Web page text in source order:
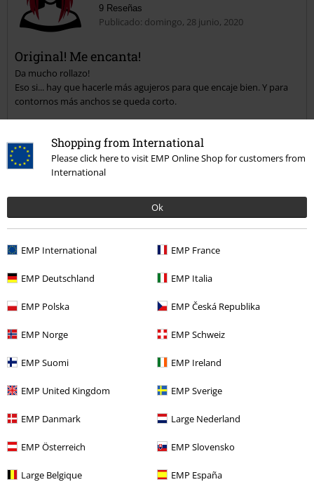
Shopping from International
Please click here to visit EMP Online Shop for customers from
International
Ok
EMP International EMP France
EMP Deutschland EMP Italia
EMP Polska EMP Česká Republika
EMP Norge EMP Schweiz
EMP Suomi EMP Ireland
EMP United Kingdom EMP Sverige
EMP Danmark Large Nederland
EMP Österreich EMP Slovensko
Large Belgique EMP España
9 Reseñas
Publicado: domingo, 28 junio, 2020
Original! Me encanta!
Da mucho rollazo!
Eso si... hay que hacerle más agujeros para que encaje bien. Y para
contornos más anchos se queda corto.
Reseña verificada
Comentario
Más categorías. Más opciones
Ofertas % Cinturones
Marcas Ropa Accesorios
Accesorios
Ofertas % Cinturones & Hebillas
Mujer Cinturones y Hebillas